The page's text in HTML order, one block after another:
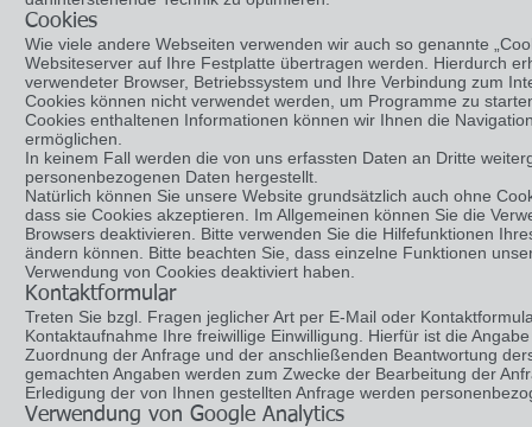
Cookies
Wie viele andere Webseiten verwenden wir auch so genannte
Websiteserver auf Ihre Festplatte übertragen werden. Hierdurch
verwendeter Browser, Betriebssystem und Ihre Verbindung zum
Cookies können nicht verwendet werden, um Programme zu
Cookies enthaltenen Informationen können wir Ihnen die
ermöglichen.
In keinem Fall werden die von uns erfassten Daten an Dritte
personenbezogenen Daten hergestellt.
Natürlich können Sie unsere Website grundsätzlich auch ohne
dass sie Cookies akzeptieren. Im Allgemeinen können Sie die
Browsers deaktivieren. Bitte verwenden Sie die Hilfefunktionen
ändern können. Bitte beachten Sie, dass einzelne Funktionen
Verwendung von Cookies deaktiviert haben.
Kontaktformular
Treten Sie bzgl. Fragen jeglicher Art per E-Mail oder
Kontaktaufnahme Ihre freiwillige Einwilligung. Hierfür ist die
Zuordnung der Anfrage und der anschließenden Beantwortung
gemachten Angaben werden zum Zwecke der Bearbeitung der
Erledigung der von Ihnen gestellten Anfrage werden
Verwendung von Google Analytics